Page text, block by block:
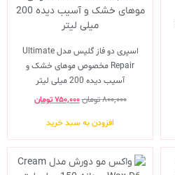
اسپری دو فاز گلیس مدل Ultimate
Repair مخصوص موهای خشک و
آسیب دیده 200 میلی لیتر
۸۰۰,۰۰۰تومان۷۵۰,۰۰۰ تومان
افزودن به سبد خرید